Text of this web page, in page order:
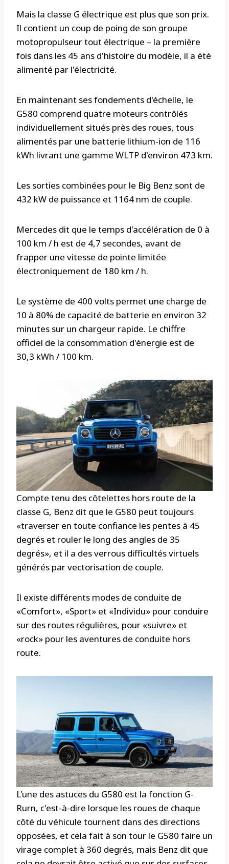
Mais la classe G électrique est plus que son prix.
Il contient un coup de poing de son groupe
motopropulseur tout électrique – la première
fois dans les 45 ans d'histoire du modèle, il a été
alimenté par l'électricité.
En maintenant ses fondements d'échelle, le
G580 comprend quatre moteurs contrôlés
individuellement situés près des roues, tous
alimentés par une batterie lithium-ion de 116
kWh livrant une gamme WLTP d'environ 473 km.
Les sorties combinées pour le Big Benz sont de
432 kW de puissance et 1164 nm de couple.
Mercedes dit que le temps d'accélération de 0 à
100 km / h est de 4,7 secondes, avant de
frapper une vitesse de pointe limitée
électroniquement de 180 km / h.
Le système de 400 volts permet une charge de
10 à 80% de capacité de batterie en environ 32
minutes sur un chargeur rapide. Le chiffre
officiel de la consommation d'énergie est de
30,3 kWh / 100 km.
Compte tenu des côtelettes hors route de la
classe G, Benz dit que le G580 peut toujours
«traverser en toute confiance les pentes à 45
degrés et rouler le long des angles de 35
degrés», et il a des verrous difficultés virtuels
générés par vectorisation de couple.
Il existe différents modes de conduite de
«Comfort», «Sport» et «Individu» pour conduire
sur des routes régulières, pour «suivre» et
«rock» pour les aventures de conduite hors
route.
L'une des astuces du G580 est la fonction G-
Rurn, c'est-à-dire lorsque les roues de chaque
côté du véhicule tournent dans des directions
opposées, et cela fait à son tour le G580 faire un
virage complet à 360 degrés, mais Benz dit que